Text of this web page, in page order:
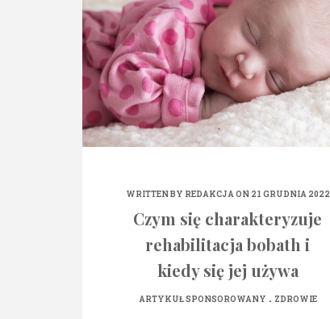
WRITTEN BY REDAKCJAON 21 GRUDNIA 2022
Czym się charakteryzuje
rehabilitacja bobath i
kiedy się jej używa
ARTYKUŁ SPONSOROWANY . ZDROWIE